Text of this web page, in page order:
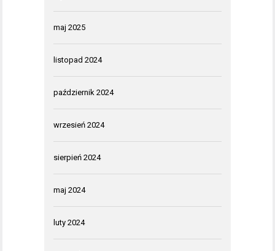
maj 2025
listopad 2024
październik 2024
wrzesień 2024
sierpień 2024
maj 2024
luty 2024